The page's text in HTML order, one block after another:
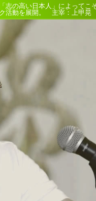
志の高い日本人」によってこ
活動を展開。 主宰：上甲晃